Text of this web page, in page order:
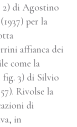
2) di Agostino
(1937) per la
affianca dei
come la
3) di Silvio
Rivolse la
di
in